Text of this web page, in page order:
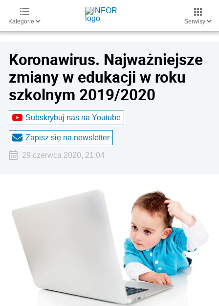
Kategorie Serwisy
Koronawirus. Najważniejsze
zmiany w edukacji w roku
szkolnym 2019/2020
Subskrybuj nas na Youtube
Zapisz się na newsletter
29 czerwca 2020, 21:04